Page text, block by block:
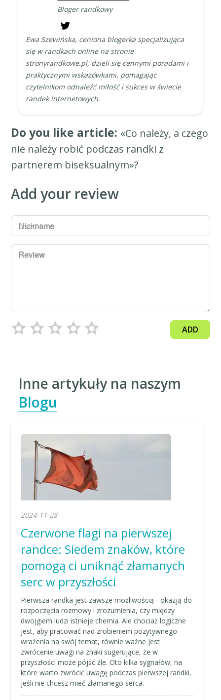
Bloger randkowy
Ewa Szewińska, ceniona blogerka specjalizująca
się w randkach online na stronie
stronyrandkowe.pl, dzieli się cennymi poradami i
praktycznymi wskazówkami, pomagając
czytelnikom odnaleźć miłość i sukces w świecie
randek internetowych.
Do you like article: «Co należy, a czego
nie należy robić podczas randki z
partnerem biseksualnym»?
Add your review
Username
Review
ADD
Inne artykuły na naszym
Blogu
2024-11-28
Czerwone flagi na pierwszej
randce: Siedem znaków, które
pomogą ci uniknąć złamanych
serc w przyszłości
Pierwsza randka jest zawsze możliwością - okazją do
rozpoczęcia rozmowy i zrozumienia, czy między
dwojgiem ludzi istnieje chemia. Ale chociaż logiczne
jest, aby pracować nad zrobieniem pozytywnego
wrażenia na swój temat, równie ważne jest
zwrócenie uwagi na znaki sugerujące, że w
przyszłości może pójść źle. Oto kilka sygnałów, na
które warto zwrócić uwagę podczas pierwszej randki,
jeśli nie chcesz mieć złamanego serca.